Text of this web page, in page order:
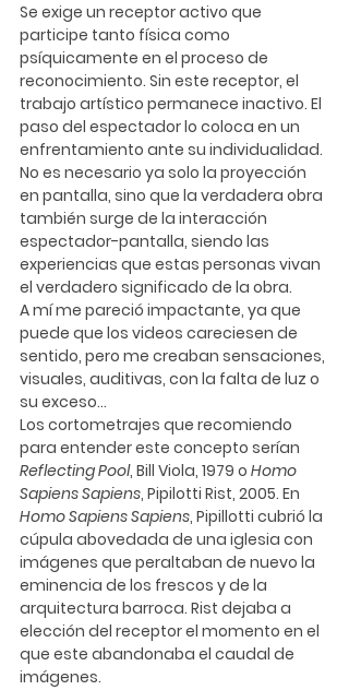
Se exige un receptor activo que
participe tanto física como
psíquicamente en el proceso de
reconocimiento. Sin este receptor, el
trabajo artístico permanece inactivo. El
paso del espectador lo coloca en un
enfrentamiento ante su individualidad.
No es necesario ya solo la proyección
en pantalla, sino que la verdadera obra
también surge de la interacción
espectador-pantalla, siendo las
experiencias que estas personas vivan
el verdadero significado de la obra.
A mí me pareció impactante, ya que
puede que los videos careciesen de
sentido, pero me creaban sensaciones,
visuales, auditivas, con la falta de luz o
su exceso…
Los cortometrajes que recomiendo
para entender este concepto serían
Reflecting Pool, Bill Viola, 1979 o Homo
Sapiens Sapiens, Pipilotti Rist, 2005. En
Homo Sapiens Sapiens, Pipillotti cubrió la
cúpula abovedada de una iglesia con
imágenes que peraltaban de nuevo la
eminencia de los frescos y de la
arquitectura barroca. Rist dejaba a
elección del receptor el momento en el
que este abandonaba el caudal de
imágenes.